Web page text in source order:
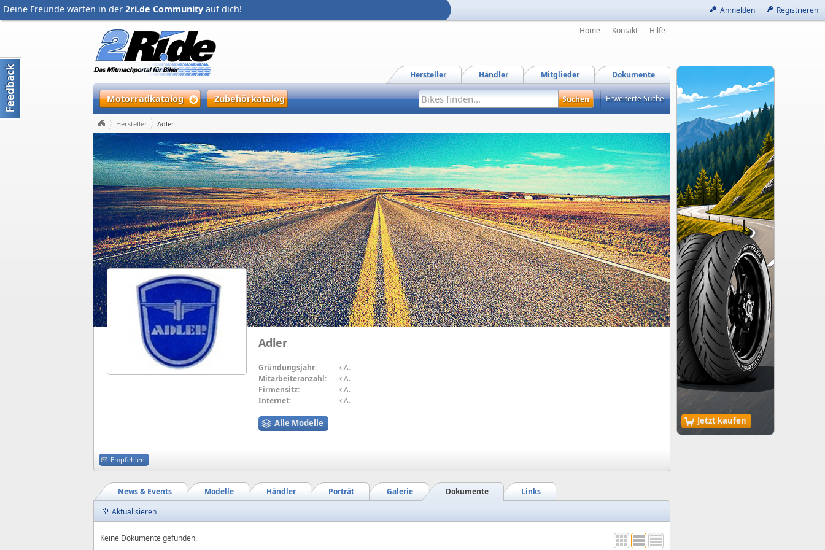
Anmelden Registrieren
Deine Freunde warten in der 2ri.de Community auf dich!
Jetzt kaufen
Home Kontakt Hilfe
Dokumente
Mitglieder
Händler
Hersteller
Motorradkatalog Zubehörkatalog Erweiterte Suche
Hersteller Adler
Adler
Gründungsjahr:
k.A.
Mitarbeiteranzahl:
k.A.
Firmensitz:
k.A.
Internet:
k.A.
Alle Modelle
Empfehlen
Links
Dokumente
Galerie
Porträt
Händler
Modelle
News & Events
Aktualisieren
Keine Dokumente gefunden.